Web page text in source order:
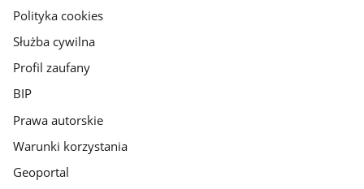
gov.pl
Polityka cookies
Służba cywilna
Profil zaufany
BIP
Prawa autorskie
Warunki korzystania
Geoportal